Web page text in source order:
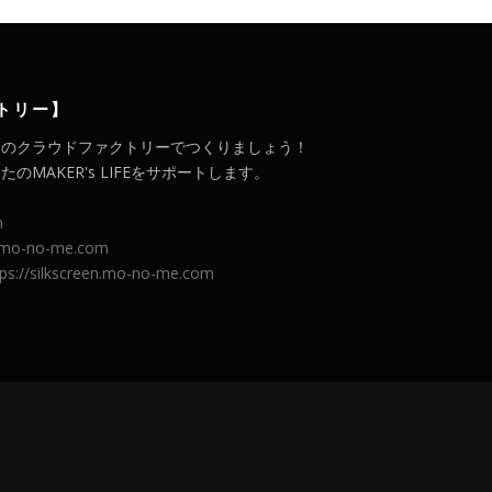
リー】
クラウドファクトリーでつくりましょう！
のMAKER's LIFEをサポートします。
no-me.com
silkscreen.mo-no-me.com